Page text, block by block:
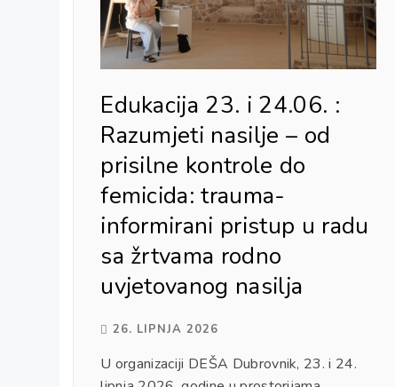
Edukacija 23. i 24.06. :
Razumjeti nasilje – od
prisilne kontrole do
femicida: trauma-
informirani pristup u radu
sa žrtvama rodno
uvjetovanog nasilja
26. LIPNJA 2026
U organizaciji DEŠA Dubrovnik, 23. i 24.